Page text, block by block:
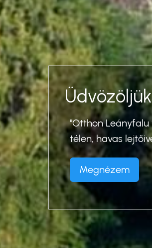
1948
"Otthon
télen, havas
Megnézem